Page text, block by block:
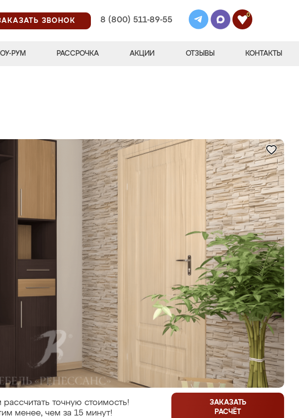
ЗВОНОК
8 (800) 511-89-55
0
РУМ РАССРОЧКА АКЦИИ ОТЗЫВЫ КОНТАКТЫ
точную стоимость!
менее, чем за 15 минут!
ЗАКАЗАТЬ
РАСЧЁТ